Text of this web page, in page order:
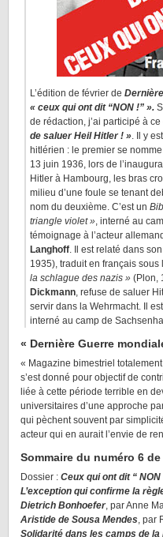
L’édition de février de
« ceux qui ont dit “NON !” ».
de rédaction, j’ai participé à
de saluer Heil Hitler ! ». Il y
hitlérien : le premier se nomme
13 juin 1936, lors de
Hitler à Hambourg, les bras
milieu d’une foule se tenant
nom du deuxième. C’est un
triangle violet », interné au
témoignage à l’acteur
Langhoff. Il est relaté dans
1935), traduit en français sous
la schlague des nazis » (Plon,
Dickmann, refuse de saluer
servir dans la Wehrmacht. Il
interné au camp de
« Dernière Guerre
« Magazine bimestriel
s’est donné pour objectif de
liée à cette période terrible en
universitaires d’une approche
qui pèchent souvent par
acteur qui en aurait l’envie de
Sommaire du numéro 6
Dossier : Ceux qui ont dit “
L’exception qui confirme la
Dietrich Bonhoefer, par Anne
Aristide de Sousa Mendes, par
Solidarité dans les camps de la